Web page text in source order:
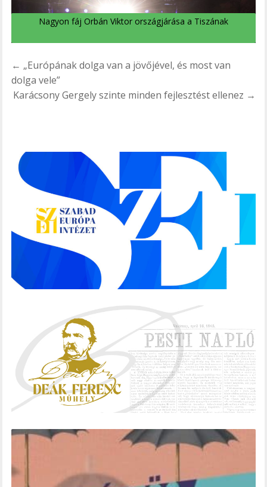
Nagyon fáj Orbán Viktor országjárása a Tiszának
Bejegyzés
navigáció
← „Európának dolga van a jövőjével, és most van
dolga vele”
Karácsony Gergely szinte minden fejlesztést ellenez →